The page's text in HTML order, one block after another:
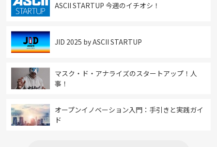
ASCII STARTUP 今週のイチオシ！
JID 2025 by ASCII STARTUP
マスク・ド・アナライズのスタートアップ！人
事！
オープンイノベーション入門：手引きと実践ガイ
ド